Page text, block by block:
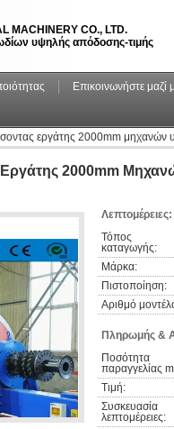
MACHINERY CO., LTD.
υψηλής απόδοσης-τιμής
Επικοινωνήστε μαζί
εργάτης 2000mm μηχανών
2000mm
Λεπτομέρειες:
Τόπος
καταγωγής:
Μάρκα:
Πιστοποίηση:
Αριθμό
Πληρωμής &
Ποσότητα
παραγγελίας
Τιμή:
Συσκευασία
λεπτομέρειες: